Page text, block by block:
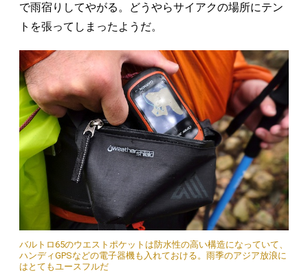
で雨宿りしてやがる。どうやらサイアクの場所にテン
トを張ってしまったようだ。
バルトロ65のウエストポケットは防水性の高い構造になっていて、
ハンディGPSなどの電子器機も入れておける。雨季のアジア放浪に
はとてもユースフルだ